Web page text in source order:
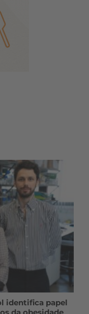
identifica papel
da obesidade